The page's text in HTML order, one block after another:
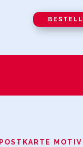
POSTKARTE